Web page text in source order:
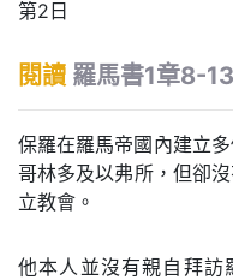
第2日
閱讀 羅馬書1章8-
保羅在羅馬帝國內建立
哥林多及以弗所，但卻
立教會。
他本人並沒有親自拜訪